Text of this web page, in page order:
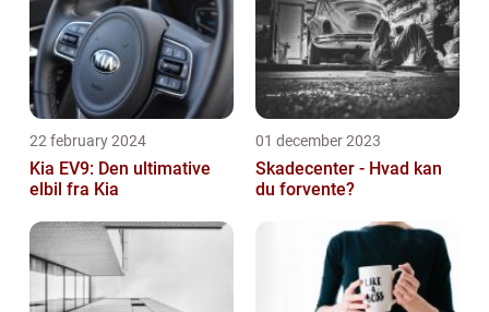
22 february 2024
Kia EV9: Den ultimative
elbil fra Kia
01 december 2023
Skadecenter - Hvad kan
du forvente?